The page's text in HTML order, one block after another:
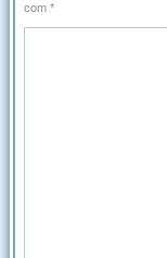
com *